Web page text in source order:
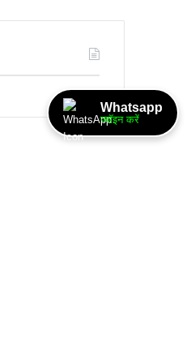
Whatsapp
ज्वॉइन करें